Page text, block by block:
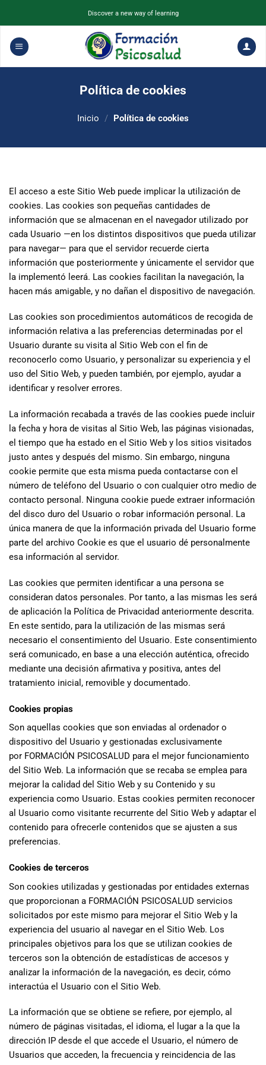
contenido
Discover a new way of learning
Política de cookies
Inicio / Política de cookies
El acceso a este Sitio Web puede implicar la utilización de
cookies. Las cookies son pequeñas cantidades de
información que se almacenan en el navegador utilizado por
cada Usuario —en los distintos dispositivos que pueda utilizar
para navegar— para que el servidor recuerde cierta
información que posteriormente y únicamente el servidor que
la implementó leerá. Las cookies facilitan la navegación, la
hacen más amigable, y no dañan el dispositivo de navegación.
Las cookies son procedimientos automáticos de recogida de
información relativa a las preferencias determinadas por el
Usuario durante su visita al Sitio Web con el fin de
reconocerlo como Usuario, y personalizar su experiencia y el
uso del Sitio Web, y pueden también, por ejemplo, ayudar a
identificar y resolver errores.
La información recabada a través de las cookies puede incluir
la fecha y hora de visitas al Sitio Web, las páginas visionadas,
el tiempo que ha estado en el Sitio Web y los sitios visitados
justo antes y después del mismo. Sin embargo, ninguna
cookie permite que esta misma pueda contactarse con el
número de teléfono del Usuario o con cualquier otro medio de
contacto personal. Ninguna cookie puede extraer información
del disco duro del Usuario o robar información personal. La
única manera de que la información privada del Usuario forme
parte del archivo Cookie es que el usuario dé personalmente
esa información al servidor.
Las cookies que permiten identificar a una persona se
consideran datos personales. Por tanto, a las mismas les será
de aplicación la Política de Privacidad anteriormente descrita.
En este sentido, para la utilización de las mismas será
necesario el consentimiento del Usuario. Este consentimiento
será comunicado, en base a una elección auténtica, ofrecido
mediante una decisión afirmativa y positiva, antes del
tratamiento inicial, removible y documentado.
Cookies propias
Son aquellas cookies que son enviadas al ordenador o
dispositivo del Usuario y gestionadas exclusivamente
por FORMACIÓN PSICOSALUD para el mejor funcionamiento
del Sitio Web. La información que se recaba se emplea para
mejorar la calidad del Sitio Web y su Contenido y su
experiencia como Usuario. Estas cookies permiten reconocer
al Usuario como visitante recurrente del Sitio Web y adaptar el
contenido para ofrecerle contenidos que se ajusten a sus
preferencias.
Cookies de terceros
Son cookies utilizadas y gestionadas por entidades externas
que proporcionan a FORMACIÓN PSICOSALUD servicios
solicitados por este mismo para mejorar el Sitio Web y la
experiencia del usuario al navegar en el Sitio Web. Los
principales objetivos para los que se utilizan cookies de
terceros son la obtención de estadísticas de accesos y
analizar la información de la navegación, es decir, cómo
interactúa el Usuario con el Sitio Web.
La información que se obtiene se refiere, por ejemplo, al
número de páginas visitadas, el idioma, el lugar a la que la
dirección IP desde el que accede el Usuario, el número de
Usuarios que acceden, la frecuencia y reincidencia de las